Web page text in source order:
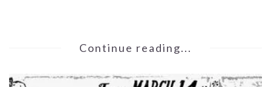
Continue reading...